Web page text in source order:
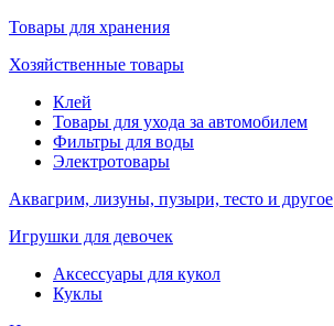
Товары для хранения
Хозяйственные товары
Клей
Товары для ухода за автомобилем
Фильтры для воды
Электротовары
Аквагрим, лизуны, пузыри, тесто и другое
Игрушки для девочек
Аксессуары для кукол
Куклы